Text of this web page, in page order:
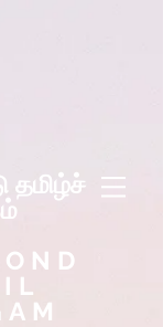
தமிழ்ச்